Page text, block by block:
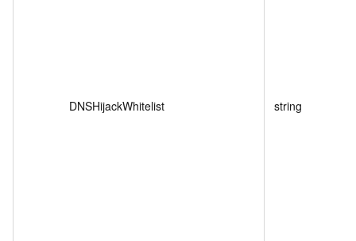
DNSHijackWhitelist string